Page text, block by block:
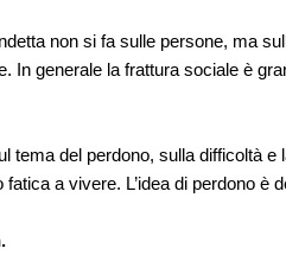
non si fa sulle persone, ma
In generale la frattura sociale è
tema del perdono, sulla difficoltà e
a vivere. L’idea di perdono è